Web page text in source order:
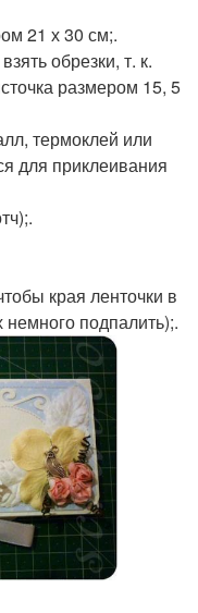
21 х 30 см;.
обрезки, т. к.
размером 15, 5
термоклей или
для приклеивания
края ленточки в
подпалить);.